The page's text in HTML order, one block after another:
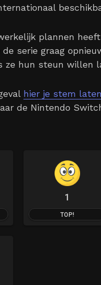
plannen
de serie graag
ze hun steun willen
hier je stem
de Nintendo
1
TOP!